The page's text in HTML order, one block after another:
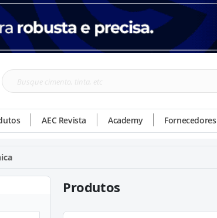
Busque
tinta,
etc
AEC Revista Academy Fornecedores
Produtos